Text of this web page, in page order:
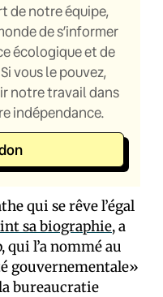
de notre équipe,
de s’informer
écologique et de
vous le pouvez,
notre travail dans
indépendance.
qui se rêve l’égal
sa biographie, a
l’a nommé au
gouvernementale»
bureaucratie